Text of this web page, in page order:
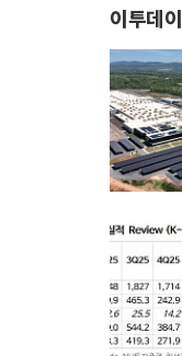
이투데이